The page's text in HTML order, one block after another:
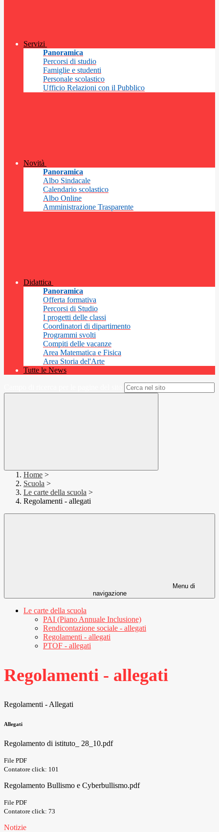
Servizi
Panoramica
Percorsi di studio
Famiglie e studenti
Personale scolastico
Ufficio Relazioni con il Pubblico
Novità
Panoramica
Albo Sindacale
Calendario scolastico
Albo Online
Amministrazione Trasparente
Didattica
Panoramica
Offerta formativa
Percorsi di Studio
I progetti delle classi
Coordinatori di dipartimento
Programmi svolti
Compiti delle vacanze
Area Matematica e Fisica
Area Storia del'Arte
Tutte le News
Home >
Scuola >
Le carte della scuola >
Regolamenti - allegati
Menu di
navigazione
Le carte della scuola
PAI (Piano Annuale Inclusione)
Rendicontazione sociale - allegati
Regolamenti - allegati
PTOF - allegati
Regolamenti - allegati
Regolamenti - Allegati
Allegati
Regolamento di istituto_ 28_10.pdf
File PDF
Contatore click: 101
Regolamento Bullismo e Cyberbullismo.pdf
File PDF
Contatore click: 73
Notizie